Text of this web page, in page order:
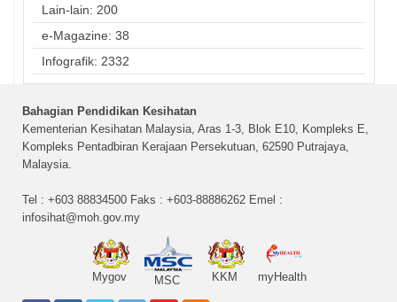
Lain-lain: 200
e-Magazine: 38
Infografik: 2332
Bahagian Pendidikan Kesihatan
Kementerian Kesihatan Malaysia, Aras 1-3, Blok E10, Kompleks E,
Kompleks Pentadbiran Kerajaan Persekutuan, 62590 Putrajaya,
Malaysia.
Tel : +603 88834500 Faks : +603-88886262 Emel :
infosihat@moh.gov.my
Mygov MSC KKM myHealth